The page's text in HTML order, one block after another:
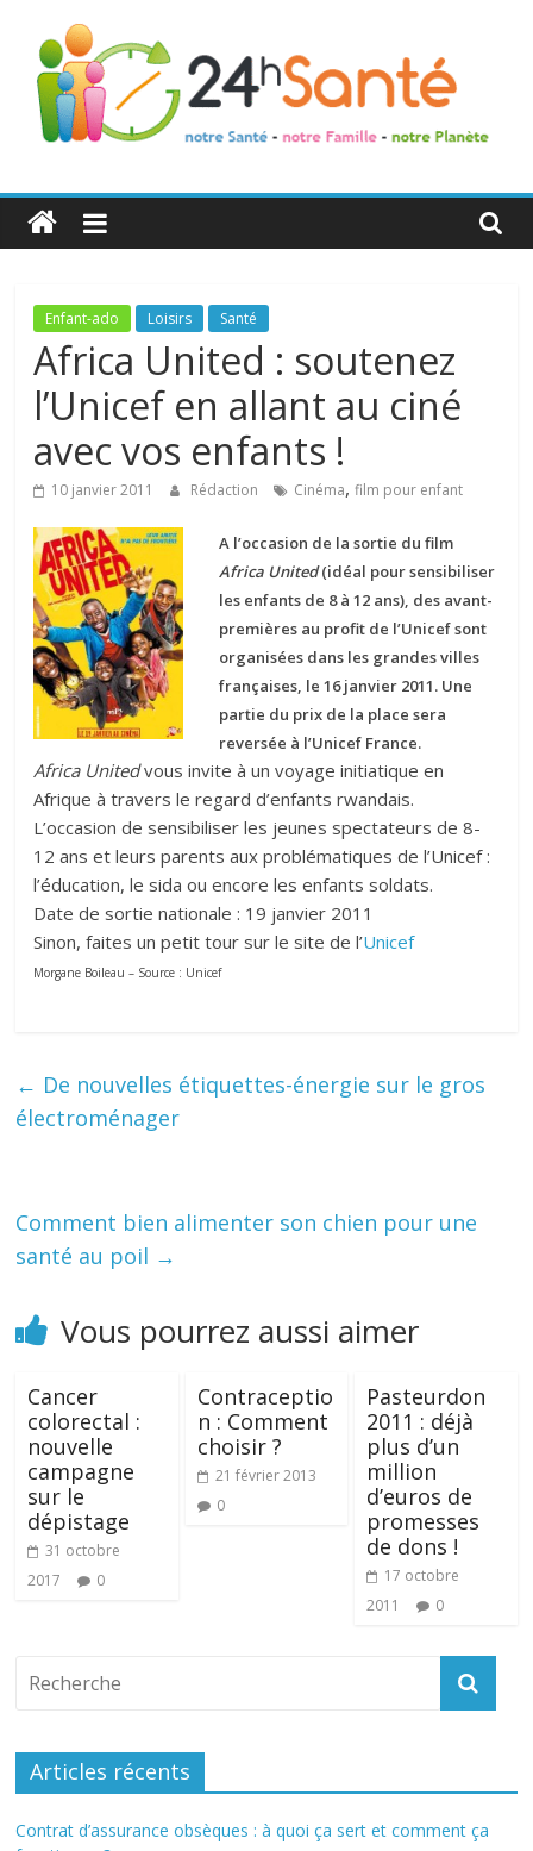
24h
Santé
La
santé
de
toute
famille
Enfant-ado Loisirs Santé
Africa United : soutenez
l’Unicef en allant au ciné
avec vos enfants !
10 janvier 2011 Rédaction Cinéma,film pour enfant
A l’occasion de la sortie du film
Africa United(idéal pour sensibiliser
les enfants de 8 à 12 ans), des avant-
premières au profit de l’Unicef sont
organisées dans les grandes villes
françaises, le 16 janvier 2011. Une
partie du prix de la place sera
reversée à l’Unicef France.
Africa Unitedvous invite à un voyage initiatique en
Afrique à travers le regard d’enfants rwandais.
L’occasion de sensibiliser les jeunes spectateurs de 8-
12 ans et leurs parents aux problématiques de l’Unicef :
l’éducation, le sida ou encore les enfants soldats.
Date de sortie nationale : 19 janvier 2011
Sinon, faites un petit tour sur le site de l’Unicef
Morgane Boileau – Source : Unicef
← De nouvelles étiquettes-énergie sur le gros
électroménager
Comment bien alimenter son chien pour une
santé au poil →
Vous pourrez aussi aimer
Cancer
colorectal :
nouvelle
campagne
sur le
dépistage
31 octobre
2017
0
Contraceptio
n : Comment
choisir ?
21 février 2013
0
Pasteurdon
2011 : déjà
plus d’un
million
d’euros de
promesses
de dons !
17 octobre
2011
0
Articles récents
Contrat d’assurance obsèques : à quoi ça sert et comment ça